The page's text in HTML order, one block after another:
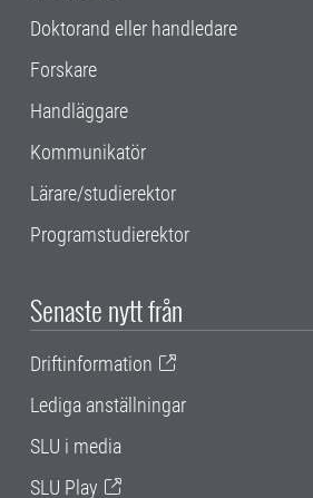
Doktorand eller handledare
Forskare
Handläggare
Kommunikatör
Lärare/studierektor
Programstudierektor
Senaste nytt från
Driftinformation
Lediga anställningar
SLU i media
SLU Play